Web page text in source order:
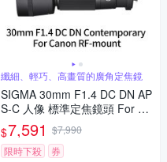
纖細、輕巧、高畫質的廣角定焦鏡
SIGMA 30mm F1.4 DC DN AP
S-C 人像 標準定焦鏡頭 For Ca
non RF-mount (公司貨)
$7,591 $7,990
限時下殺
券